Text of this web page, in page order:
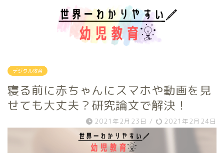
デジタル教育
寝る前に赤ちゃんにスマホや動画を見
せても大丈夫？研究論文で解決！
2021年2月23日 / 2021年2月24日